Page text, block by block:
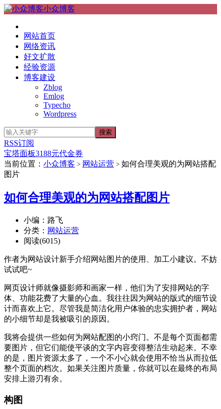
小众博客
网站首页
网络资讯
好文扩散
经验资源
博客建设
Zblog
Emlog
Typecho
Wordpress
RSS订阅
宝塔面板3188元代金券
当前位置： 小众博客 > 网站运营 > 如何合理美观的为网站搭配
图片
如何合理美观的为网站搭配图片
小编：路飞
分类： 网站运营
阅读(6015)
作者为网站设计新手介绍网站图片的使用、加工小建议。不妨
试试吧~
网页设计师就像摄影师和画家一样，他们为了安排网站的字
体、功能花费了大量的心血。我往往因为网站的版式的细节设
计而喜欢上它。尽管我是简洁化用户体验的忠实拥护者，网站
的小细节却是我被吸引的原因。
我将会提供一些如何为网站配图的小窍门。不是每个页面都需
要图片，但它们能使平谈的文字内容变得整洁生动起来。不幸
的是，图片资源太多了，一个不小心就会使用不恰当从而拉低
整个页面的档次。如果关注图片质量，你就可以在最终的布局
安排上游刃有余。
构图